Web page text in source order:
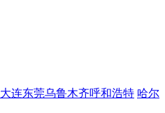
大连东莞乌鲁木齐呼和浩特 哈尔